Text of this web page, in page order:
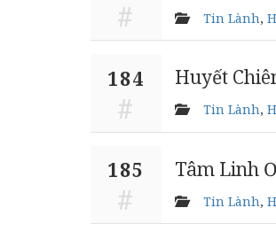
Tin Lành,
184 Huyết
Tin Lành,
185 Tâm Linh
Tin Lành,